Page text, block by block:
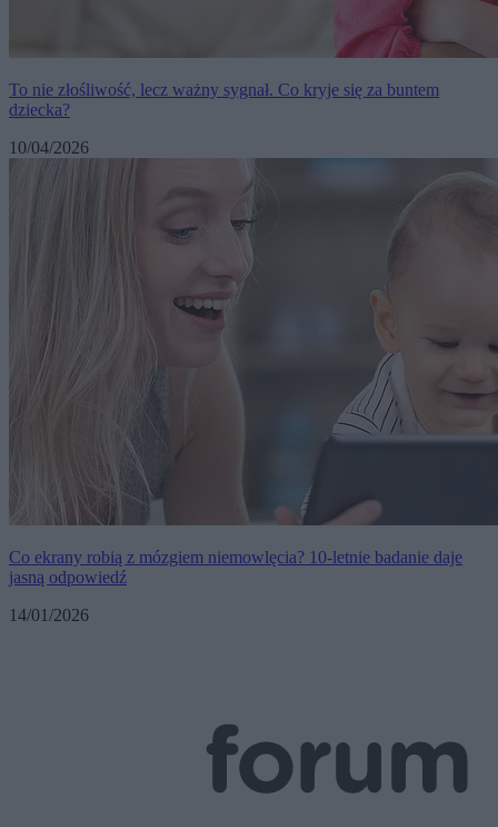
To nie złośliwość, lecz ważny sygnał. Co kryje się za buntem
dziecka?
10/04/2026
Co ekrany robią z mózgiem niemowlęcia? 10-letnie badanie daje
jasną odpowiedź
14/01/2026